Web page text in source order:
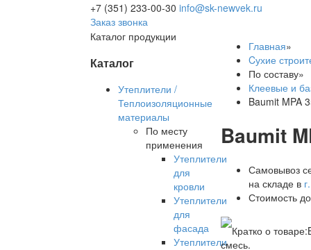
+7 (351) 233-00-30 info@sk-newvek.ru
Заказ звонка
Каталог продукции
Каталог
Утеплители /
Теплоизоляционные
материалы
По месту
применения
Утеплители
для
кровли
Утеплители
для
фасада
Утеплители
Главная»
Cухие
По составу»
Клеевые и
Baumit MPA
Baumit
Самовывоз
на складе в
Стоимость
Кратко о товаре:
смесь.